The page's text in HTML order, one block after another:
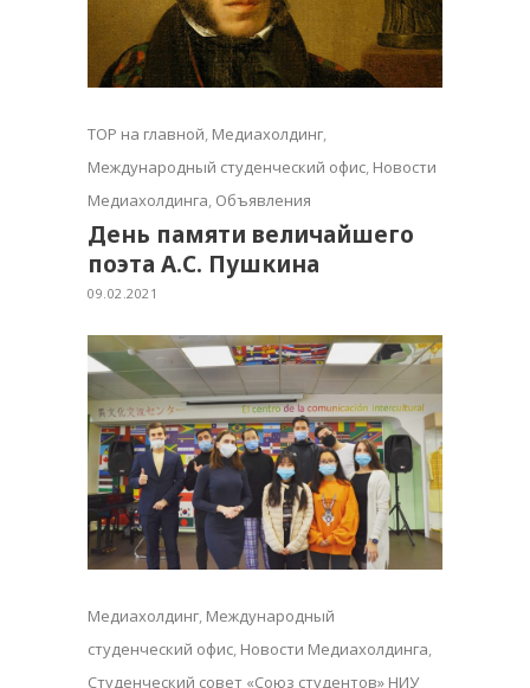
TOP на главной, Медиахолдинг,
Международный студенческий офис, Новости
Медиахолдинга, Объявления
День памяти величайшего
поэта А.С. Пушкина
09.02.2021
Медиахолдинг, Международный
студенческий офис, Новости Медиахолдинга,
Студенческий совет «Союз студентов» НИУ